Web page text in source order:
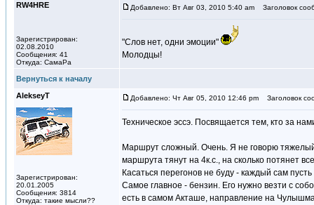
RW4HRE
Зарегистрирован:
02.08.2010
Сообщения: 41
Откуда: СамаРа
Добавлено: Вт Авг 03, 2010 5:40 am Заголовок
"Слов нет, одни эмоции"
Молодцы!
Вернуться к началу
AlekseyT
Зарегистрирован:
20.01.2005
Сообщения: 3814
Откуда: такие мысли??
Добавлено: Чт Авг 05, 2010 12:46 pm Заголовок
Техническое эссэ. Посвящается тем, кто за
Маршрут сложный. Очень. Я не говорю
маршрута тянут на 4к.с., на сколько потянет
Касаться перегонов не буду - каждый сам
Самое главное - бензин. Его нужно везти с
есть в самом Акташе, направление на